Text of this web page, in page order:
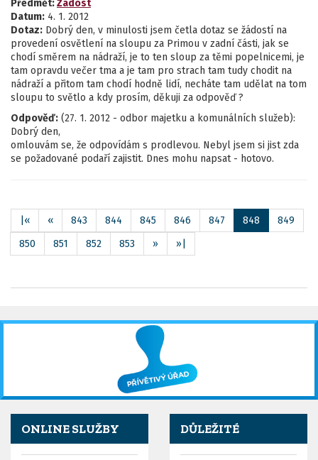
Předmět:Žádost
Datum: 4. 1. 2012
Dotaz: Dobrý den, v minulosti jsem četla dotaz se žádostí na
provedení osvětlení na sloupu za Primou v zadní části, jak se
chodí směrem na nádraží, je to ten sloup za těmi popelnicemi, je
tam opravdu večer tma a je tam pro strach tam tudy chodit na
nádraží a přitom tam chodí hodně lidí, necháte tam udělat na tom
sloupu to světlo a kdy prosím, děkuji za odpověď ?
Odpověď: (27. 1. 2012 - odbor majetku a komunálních služeb):
Dobrý den,
omlouvám se, že odpovídám s prodlevou. Nebyl jsem si jist zda
se požadované podaří zajistit. Dnes mohu napsat - hotovo.
|« « 843 844 845 846 847 848
849
850
851 852 853 » »|
ONLINE SLUŽBY DŮLEŽITÉ